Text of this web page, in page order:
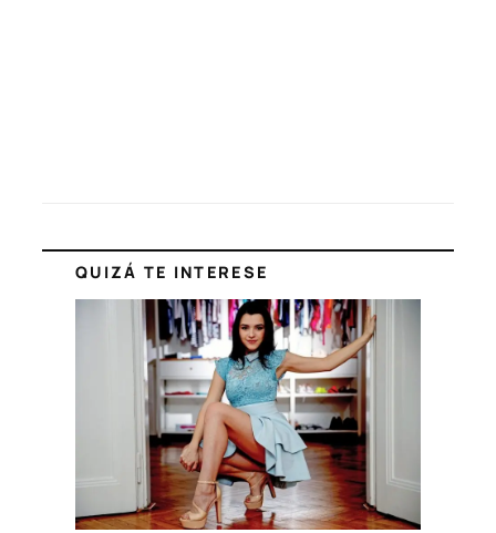
QUIZÁ TE INTERESE